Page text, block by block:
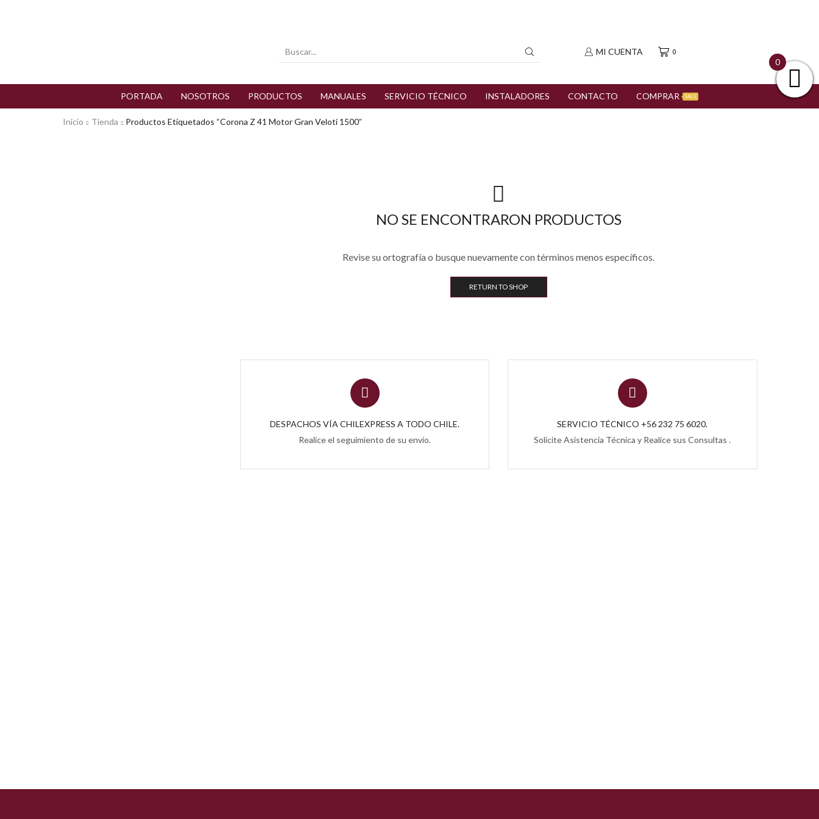
MI CUENTA 0
PORTADA NOSOTROS PRODUCTOS MANUALES SERVICIO TÉCNICO INSTALADORES CONTACTO COMPRAR SALE
Inicio Tienda Productos Etiquetados “corona Z 41 Motor Gran Veloti 1500”
NO SE ENCONTRARON PRODUCTOS
Revise su ortografía o busque nuevamente con términos menos específicos.
RETURN TO SHOP
DESPACHOS VÍA CHILEXPRESS A TODO CHILE.
Realice el seguimiento de su envío.
SERVICIO TÉCNICO +56 232 75 6020.
Solicite Asistencia Técnica y Realice sus Consultas .
0